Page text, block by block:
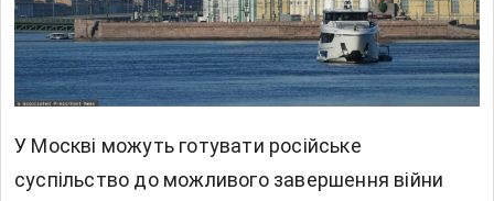
У Москві можуть готувати російське
суспільство до можливого завершення війни